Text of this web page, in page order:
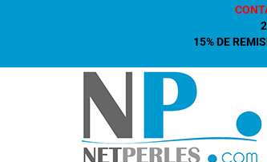
15% DE